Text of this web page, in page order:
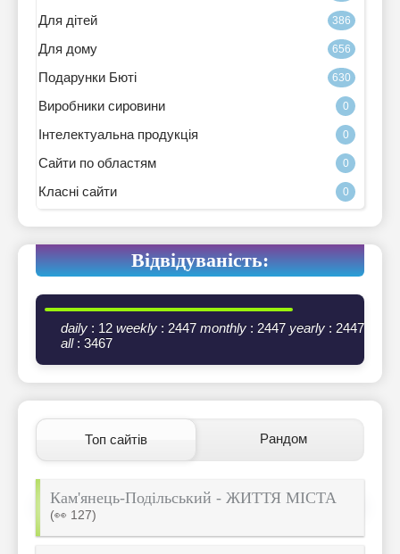
Для дітей 386
Для дому 656
Подарунки Бюті 630
Виробники сировини 0
Інтелектуальна продукція 0
Сайти по областям 0
Класні сайти 0
Відвідуваність:
daily : 12 weekly : 2447 monthly : 2447 yearly : 2447
all: 3467
Топ сайтів Рандом
Кам'янець-Подільський - ЖИТТЯ МІСТА
(👀 127)